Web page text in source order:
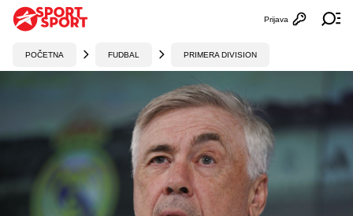
Otvori
Prijava
POČETNA FUDBAL PRIMERA DIVISION